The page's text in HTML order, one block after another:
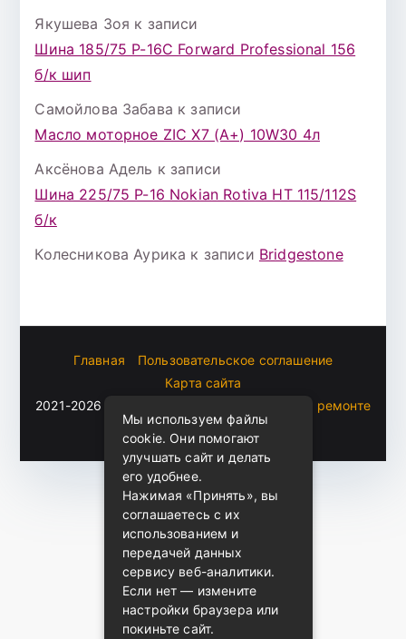
Якушева Зоя к записи
Шина 185/75 Р-16С Forward Professional 156
б/к шип
Самойлова Забава к записи
Масло моторное ZIC X7 (A+) 10W30 4л
Аксёнова Адель к записи
Шина 225/75 Р-16 Nokian Rotiva HT 115/112S
б/к
Колесникова Аурика к записи Bridgestone
Главная
Пользовательское соглашение
Карта сайта
2021-2026 (c)
Автоблог Владомира — все о ремонте
и эксплуатации авто.
Мы используем файлы
cookie. Они помогают
улучшать сайт и делать
его удобнее.
Нажимая «Принять», вы
соглашаетесь с их
использованием и
передачей данных
сервису веб-аналитики.
Если нет — измените
настройки браузера или
покиньте сайт.